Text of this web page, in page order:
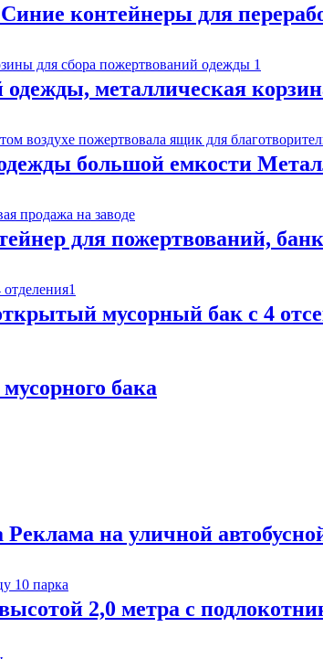
контейнеры для
металлическая
большой емкости
для пожертвований,
мусорный бак с 4
бака
на уличной
2,0 метра с